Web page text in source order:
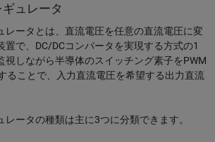
ュレータ
レータとは、直流電圧を任意の直流電圧に変
置で、DC/DCコンバータを実現する方式の1
視しながら半導体のスイッチング素子をPWM
ることで、入力直流電圧を希望する出力直流
レータの種類は主に3つに分類できます。